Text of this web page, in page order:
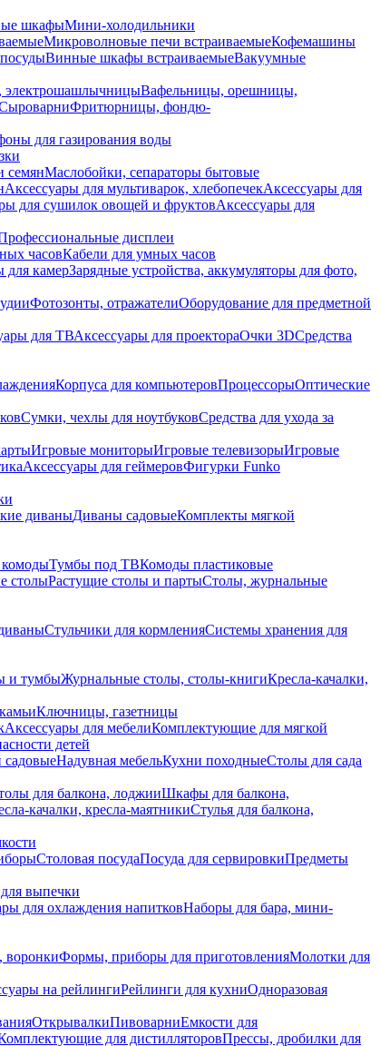
шкафыМини-холодильники
Микроволновые печи встраиваемыеКофемашины
Винные шкафы встраиваемыеВакуумные
электрошашлычницыВафельницы, орешницы,
Фритюрницы, фондю-
для газирования воды
семянМаслобойки, сепараторы бытовые
Аксессуары для мультиварок, хлебопечекАксессуары для
для сушилок овощей и фруктовАксессуары для
дисплеи
часовКабели для умных часов
для камерЗарядные устройства, аккумуляторы для фото,
Фотозонты, отражателиОборудование для предметной
для ТВАксессуары для проектораОчки 3DСредства
Корпуса для компьютеровПроцессорыОптические
Сумки, чехлы для ноутбуковСредства для ухода за
Игровые мониторыИгровые телевизорыИгровые
Аксессуары для геймеровФигурки Funko
диваныДиваны садовыеКомплекты мягкой
комодыТумбы под ТВКомоды пластиковые
столыРастущие столы и партыСтолы, журнальные
Стульчики для кормленияСистемы хранения для
и тумбыЖурнальные столы, столы-книгиКресла-качалки,
Ключницы, газетницы
Аксессуары для мебелиКомплектующие для мягкой
детей
садовыеНадувная мебельКухни походныеСтолы для сада
для балкона, лоджииШкафы для балкона,
качалки, кресла-маятникиСтулья для балкона,
Столовая посудаПосуда для сервировкиПредметы
выпечки
для охлаждения напитковНаборы для бара, мини-
воронкиФормы, приборы для приготовленияМолотки для
на рейлингиРейлинги для кухниОдноразовая
ОткрывалкиПивоварниЕмкости для
для дистилляторовПрессы, дробилки для